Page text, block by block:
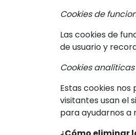
Cookies de
Las cookies de
de usuario y
Cookies analíticas
Estas cookies
visitantes usan el
para ayudarnos a